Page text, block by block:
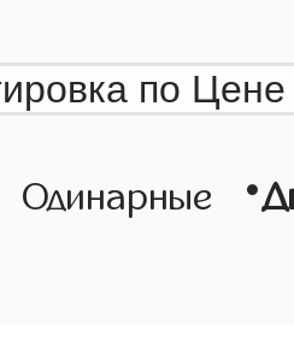
Одинарные •